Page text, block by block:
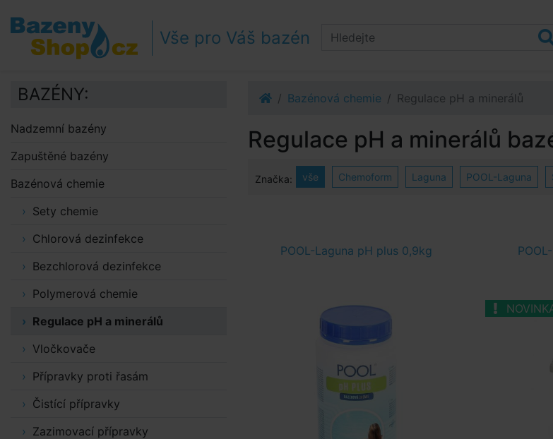
Přejít na obsah
Přejít k postrannímu sloupci
Klávesové zkratky
Vše pro Váš bazén
Bazénová chemie Regulace pH a minerálů
Regulace pH a minerálů
Značka: vše Chemoform Laguna POOL-Laguna
POOL-Laguna pH plus 0,9kg
BAZÉNY:
Nadzemní bazény
Zapuštěné bazény
Bazénová chemie
Sety chemie
Chlorová dezinfekce
Bezchlorová dezinfekce
Polymerová chemie
Regulace pH a minerálů
Vločkovače
Přípravky proti řasám
Čistící přípravky
Zazimovací přípravky